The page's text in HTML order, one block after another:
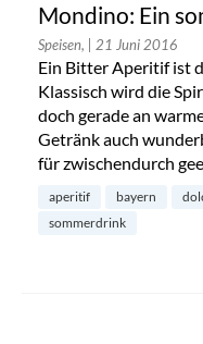
Mondino: Ein
Speisen, | 21 Juni 2016
Ein Bitter Aperitif ist
Klassisch wird die
doch gerade an
Getränk auch
für zwischendurch
aperitif bayern
sommerdrink